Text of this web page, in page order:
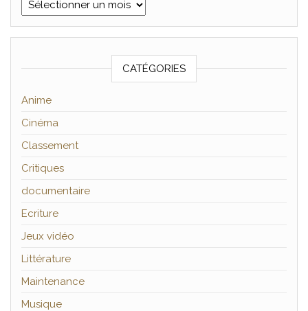
CATÉGORIES
Anime
Cinéma
Classement
Critiques
documentaire
Ecriture
Jeux vidéo
Littérature
Maintenance
Musique